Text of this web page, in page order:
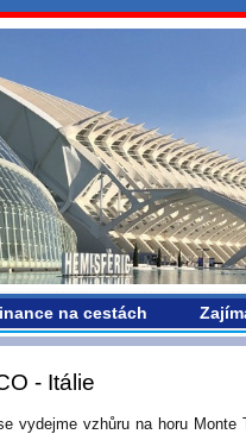
na cestách
- Itálie
vydejme vzhůru na horu Monte